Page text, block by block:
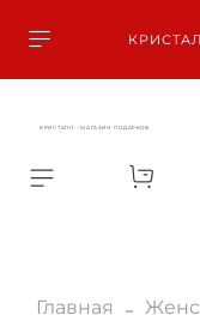
КРИСТАЛЛ - МАГАЗИН ПОДАРКОВ
Главная